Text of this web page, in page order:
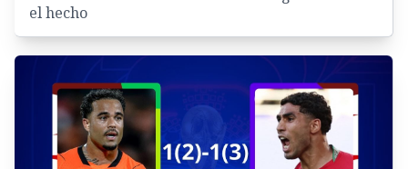
el hecho